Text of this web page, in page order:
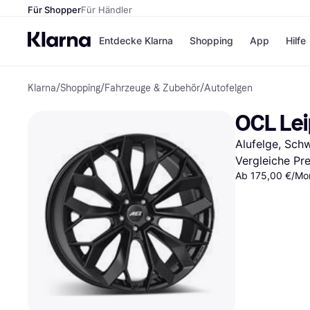
Für ShopperFür Händler
Entdecke Klarna
Zahlungsmethoden
Sofort bezahlen
Bezahle in 3
Teilzahlungen
Bezahle in bis zu 30
Tagen
Ratenzahlung
Shopping
eBay
Temu
SHEIN
App Hilfe
Klarna/Shopping/Fahrzeuge & Zubehör/Autofelgen
OCL
Alufelge,
Vergleiche
Ab 175,00 €/